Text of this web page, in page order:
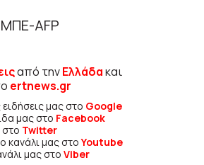
AFP
από τηνΕλλάδακαι
ertnews.gr
μας στο Google
μας στο Facebook
Twitter
κανάλι μας στοYoutube
μας στο Viber